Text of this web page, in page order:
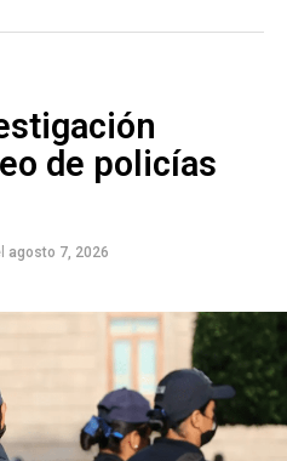
de policías
agosto 7, 2026